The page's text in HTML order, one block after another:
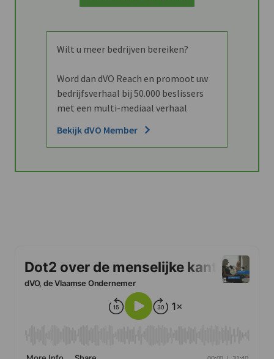
Wilt u meer bedrijven bereiken?
Word dan dVO Reach en promoot uw
bedrijfsverhaal bij 50.000 beslissers
met een multi-mediaal verhaal
Bekijk dVO Member